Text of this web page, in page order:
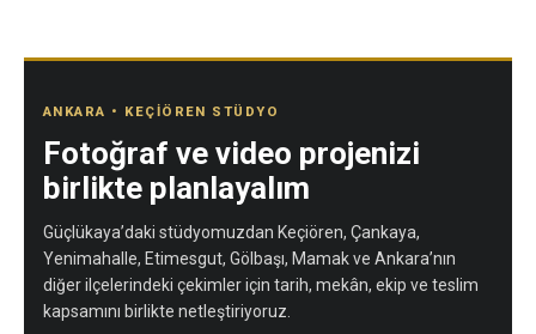
ANKARA • KEÇIÖREN STÜDYO
Fotoğraf ve video projenizi
birlikte planlayalım
Güçlükaya’daki stüdyomuzdan Keçiören, Çankaya,
Yenimahalle, Etimesgut, Gölbaşı, Mamak ve Ankara’nın
diğer ilçelerindeki çekimler için tarih, mekân, ekip ve teslim
kapsamını birlikte netleştiriyoruz.